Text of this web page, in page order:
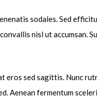
sodales. Sed
nisl ut accumsan.
sed sagittis. Nunc
Aenean fermentum